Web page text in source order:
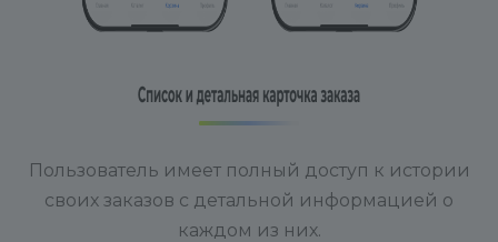
Пользователь имеет полный доступ к истории
своих заказов с детальной информацией о
каждом из них.